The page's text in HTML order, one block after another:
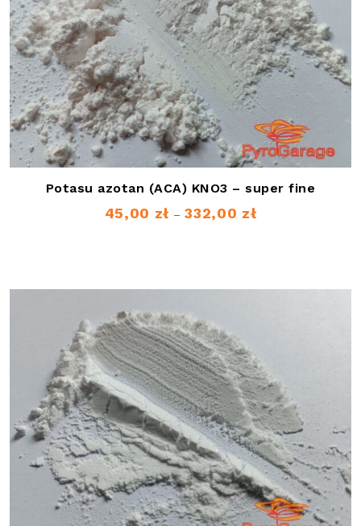
Potasu azotan (ACA) KNO3 – super fine
45,00 zł – 332,00 złZakres